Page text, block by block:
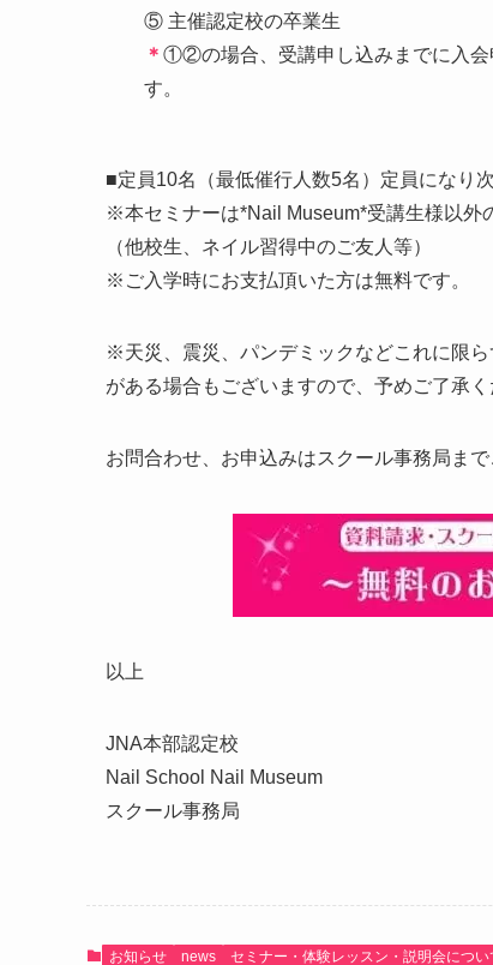
⑤ 主催認定校の卒業生
＊ ①②の場合、受講申し込みまでに入会
す。
■定員10名（最低催行人数5名）定員になり
※本セミナーは*Nail Museum*受講生様以外
（他校生、ネイル習得中のご友人等）
※ご入学時にお支払頂いた方は無料です。
※天災、震災、パンデミックなどこれに限
がある場合もございますので、予めご了承く
お問合わせ、お申込みはスクール事務局まで
以上
JNA本部認定校
Nail School Nail Museum
スクール事務局
お知らせ news セミナー・体験レッスン・説明会につい